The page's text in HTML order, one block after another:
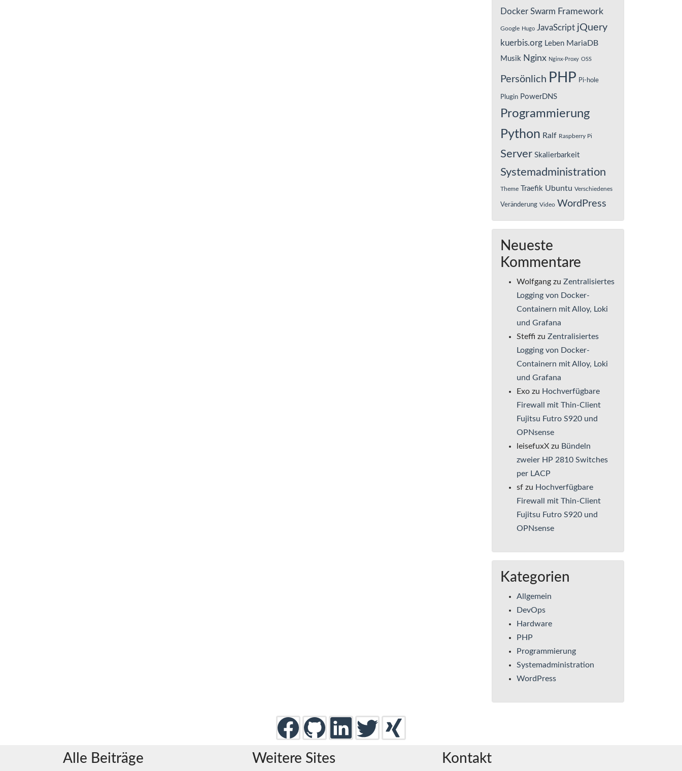
Docker Swarm Framework
Google Hugo JavaScript jQuery
kuerbis.org Leben MariaDB
Musik Nginx Nginx-Proxy OSS
Persönlich PHP Pi-hole
Plugin PowerDNS
Programmierung
Python Ralf Raspberry Pi
Server Skalierbarkeit
Systemadministration
Theme Traefik Ubuntu Verschiedenes
Veränderung Video WordPress
Neueste
Kommentare
Wolfgang zu Zentralisiertes
Logging von Docker-
Containern mit Alloy, Loki
und Grafana
Steffi zu Zentralisiertes
Logging von Docker-
Containern mit Alloy, Loki
und Grafana
Exo zu Hochverfügbare
Firewall mit Thin-Client
Fujitsu Futro S920 und
OPNsense
leisefuxX zu Bündeln
zweier HP 2810 Switches
per LACP
sf zu Hochverfügbare
Firewall mit Thin-Client
Fujitsu Futro S920 und
OPNsense
Kategorien
Allgemein
DevOps
Hardware
PHP
Programmierung
Systemadministration
WordPress
Alle Beiträge Weitere Sites Kontakt